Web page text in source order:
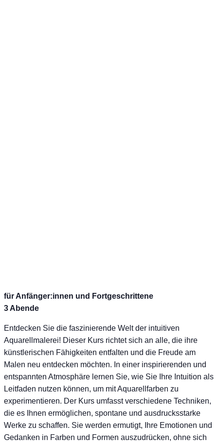
für Anfänger:innen und Fortgeschrittene
3 Abende
Entdecken Sie die faszinierende Welt der intuitiven
Aquarellmalerei! Dieser Kurs richtet sich an alle, die ihre
künstlerischen Fähigkeiten entfalten und die Freude am
Malen neu entdecken möchten. In einer inspirierenden und
entspannten Atmosphäre lernen Sie, wie Sie Ihre Intuition als
Leitfaden nutzen können, um mit Aquarellfarben zu
experimentieren. Der Kurs umfasst verschiedene Techniken,
die es Ihnen ermöglichen, spontane und ausdrucksstarke
Werke zu schaffen. Sie werden ermutigt, Ihre Emotionen und
Gedanken in Farben und Formen auszudrücken, ohne sich